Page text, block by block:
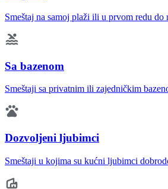
Smeštaj na samoj plaži ili u prvom redu do
Sa bazenom
Smeštaji sa privatnim ili zajedničkim
Dozvoljeni ljubimci
Smeštaji u kojima su kućni ljubimci